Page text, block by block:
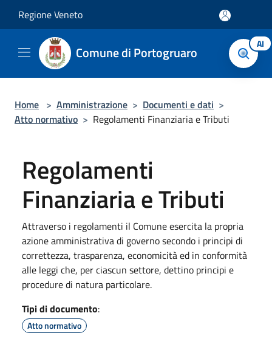
Regione Veneto
Comune di Portogruaro AI
Home > Amministrazione > Documenti e dati >
Atto normativo > Regolamenti Finanziaria e Tributi
Regolamenti
Finanziaria e Tributi
Attraverso i regolamenti il Comune esercita la propria
azione amministrativa di governo secondo i principi di
correttezza, trasparenza, economicità ed in conformità
alle leggi che, per ciascun settore, dettino principi e
procedure di natura particolare.
Tipi di documento:
Atto normativo